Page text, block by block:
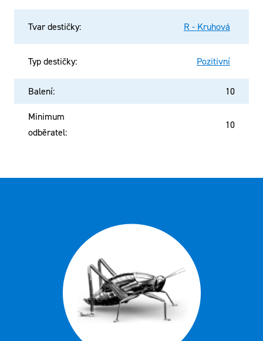
Tvar destičky: R - Kruhová
Typ destičky: Pozitivní
Balení: 10
Minimum
odběratel:
10